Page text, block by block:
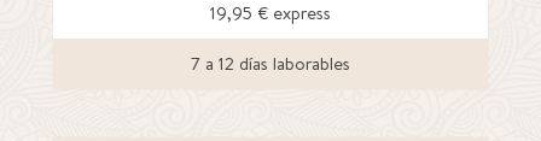
19,95 € express
7 a 12 días laborables